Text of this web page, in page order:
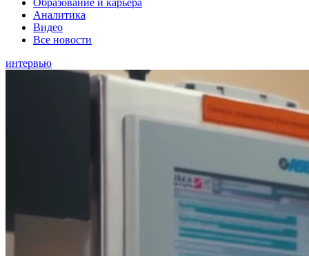
Аналитика
Видео
Все новости
интервью